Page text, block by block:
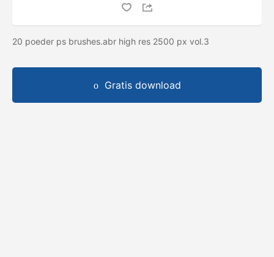
20 poeder ps brushes.abr high res 2500 px vol.3
Gratis download